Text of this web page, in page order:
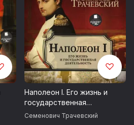
Наполеон I. Его жизнь и
государственная
деятельность
Семенович Трачевский